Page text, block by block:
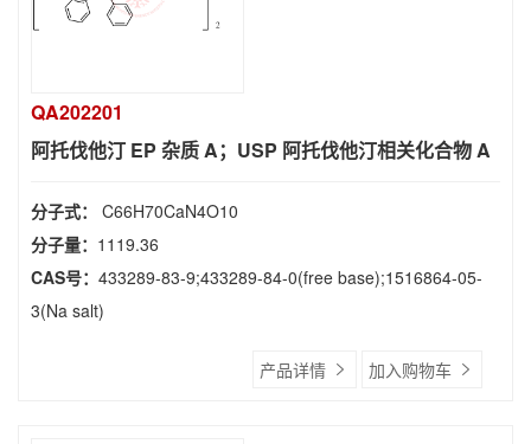
QA202201
阿托伐他汀 EP 杂质 A；USP 阿托伐他汀相关化合物 A
分子式： C66H70CaN4O10
分子量： 1119.36
CAS号： 433289-83-9;433289-84-0(free base);1516864-05-
3(Na salt)
产品详情 加入购物车